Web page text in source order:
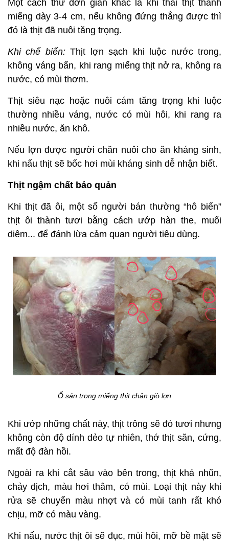
Một cách thử đơn giản khác là khi thái thịt thành
miếng dày 3-4 cm, nếu không đứng thẳng được thì
đó là thịt đã nuôi tăng trọng.
Khi chế biến:Thịt lợn sạch khi luộc nước trong,
không váng bẩn, khi rang miếng thịt nở ra, không ra
nước, có mùi thơm.
Thịt siêu nạc hoặc nuôi cám tăng trọng khi luộc
thường nhiều váng, nước có mùi hôi, khi rang ra
nhiều nước, ăn khô.
Nếu lợn được người chăn nuôi cho ăn kháng sinh,
khi nấu thịt sẽ bốc hơi mùi kháng sinh dễ nhận biết.
Thịt ngậm chất bảo quản
Khi thịt đã ôi, một số người bán thường “hô biến”
thịt ôi thành tươi bằng cách ướp hàn the, muối
diêm... để đánh lừa cảm quan người tiêu dùng.
Ổ sán trong miếng thịt chân giò lợn
Khi ướp những chất này, thịt trông sẽ đỏ tươi nhưng
không còn độ dính dẻo tự nhiên, thớ thịt săn, cứng,
mất độ đàn hồi.
Ngoài ra khi cắt sâu vào bên trong, thịt khá nhũn,
chảy dịch, màu hơi thâm, có mùi. Loại thịt này khi
rửa sẽ chuyển màu nhợt và có mùi tanh rất khó
chịu, mỡ có màu vàng.
Khi nấu, nước thịt ôi sẽ đục, mùi hôi, mỡ bề mặt sẽ